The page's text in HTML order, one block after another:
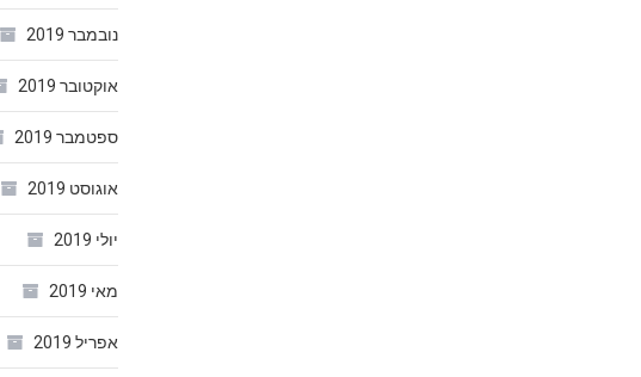
נובמבר 2019
אוקטובר 2019
ספטמבר 2019
אוגוסט 2019
יולי 2019
מאי 2019
אפריל 2019